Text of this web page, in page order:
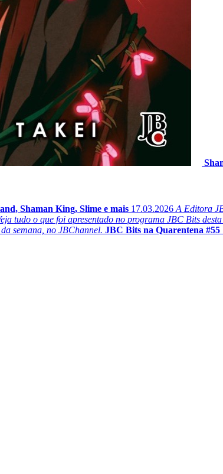
Shaman King, Slime e mais 17.03.2026 A Editora
tudo o que foi apresentado no programa JBC Bits
semana, no JBChannel. JBC Bits na Quarentena #55